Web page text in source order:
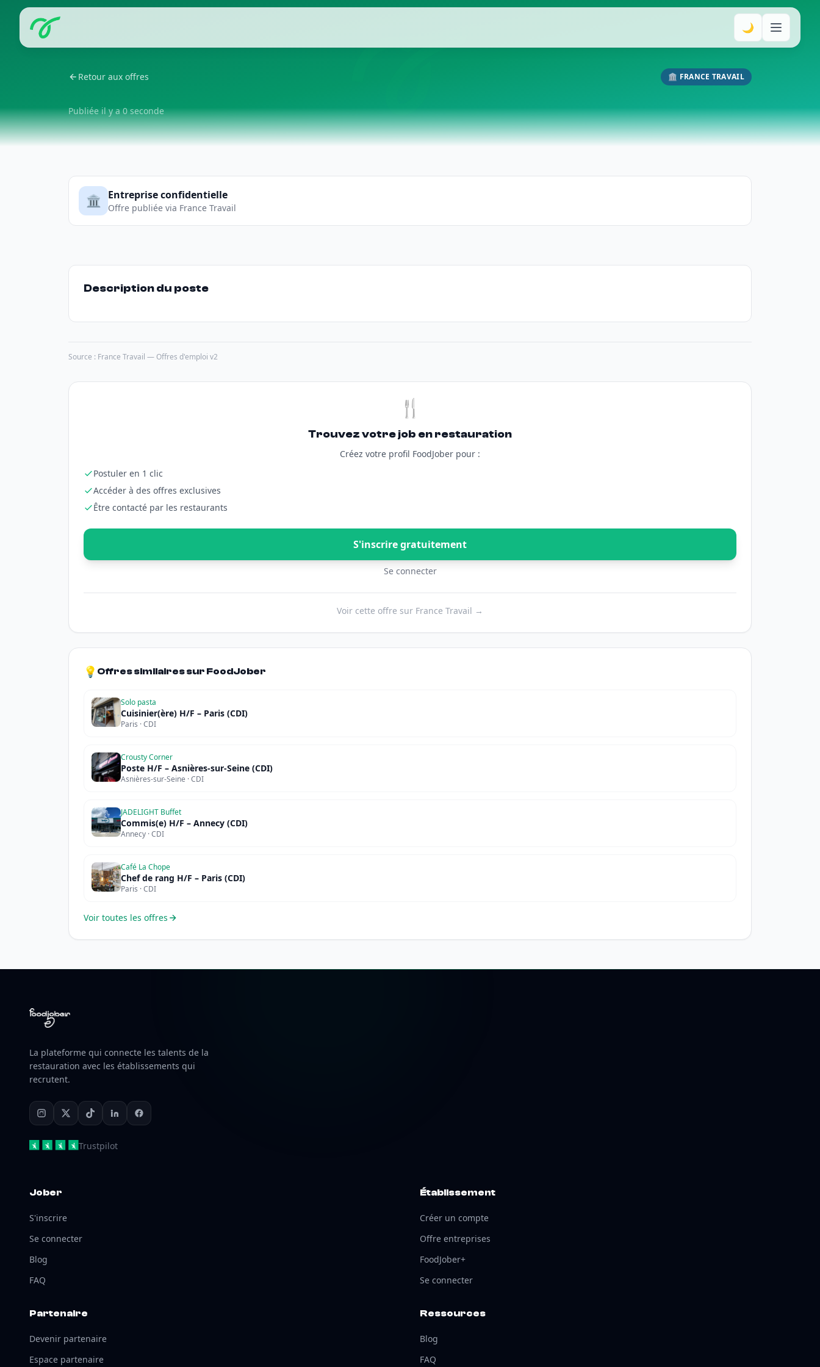
🌙
Retour aux offres 🏛️ FRANCE TRAVAIL
Publiée il y a 0 seconde
🏛️ Entreprise confidentielle
Offre publiée via France Travail
Description du poste
Source : France Travail — Offres d'emploi v2
🍴
Trouvez votre job en restauration
Créez votre profil FoodJober pour :
Postuler en 1 clic
Accéder à des offres exclusives
Être contacté par les restaurants
S'inscrire gratuitement
Se connecter
Voir cette offre sur France Travail →
💡 Offres similaires sur FoodJober
Solo pasta
Cuisinier(ère) H/F – Paris (CDI)
Paris · CDI
Crousty Corner
Poste H/F – Asnières-sur-Seine (CDI)
Asnières-sur-Seine · CDI
JADELIGHT Buffet
Commis(e) H/F – Annecy (CDI)
Annecy · CDI
Café La Chope
Chef de rang H/F – Paris (CDI)
Paris · CDI
Voir toutes les offres
La plateforme qui connecte les talents de la
restauration avec les établissements qui
recrutent.
Trustpilot
Jober
S'inscrire
Se connecter
Blog
FAQ
Établissement
Créer un compte
Offre entreprises
FoodJober+
Se connecter
Partenaire
Devenir partenaire
Espace partenaire
Ressources
Blog
FAQ